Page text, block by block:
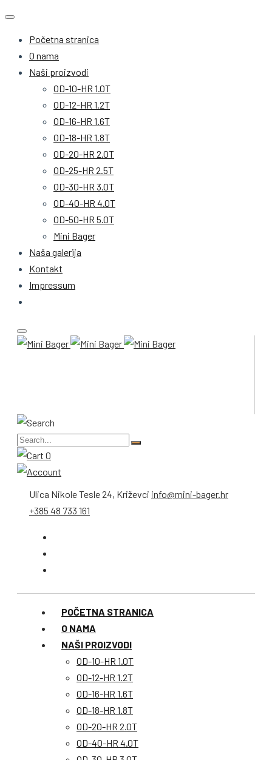
Početna stranica
O nama
Naši proizvodi
OD-10-HR 1.0T
OD-12-HR 1.2T
OD-16-HR 1.6T
OD-18-HR 1.8T
OD-20-HR 2.0T
OD-25-HR 2.5T
OD-30-HR 3.0T
OD-40-HR 4.0T
OD-50-HR 5.0T
Mini Bager
Naša galerija
Kontakt
Impressum
0
Ulica Nikole Tesle 24, Križevci info@mini-bager.hr
+385 48 733 161
POČETNA STRANICA
O NAMA
NAŠI PROIZVODI
OD-10-HR 1.0T
OD-12-HR 1.2T
OD-16-HR 1.6T
OD-18-HR 1.8T
OD-20-HR 2.0T
OD-40-HR 4.0T